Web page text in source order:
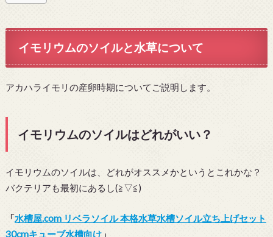
イモリウムのソイルと水草について
アカハライモリの産卵時期についてご説明します。
イモリウムのソイルはどれがいい？
イモリウムのソイルは、どれがオススメかというとこれかな？
バクテリアも最初にあるし(≧▽≦)
「水槽屋.com リベラソイル 本格水草水槽ソイル立ち上げセット
30cmキューブ水槽向け」